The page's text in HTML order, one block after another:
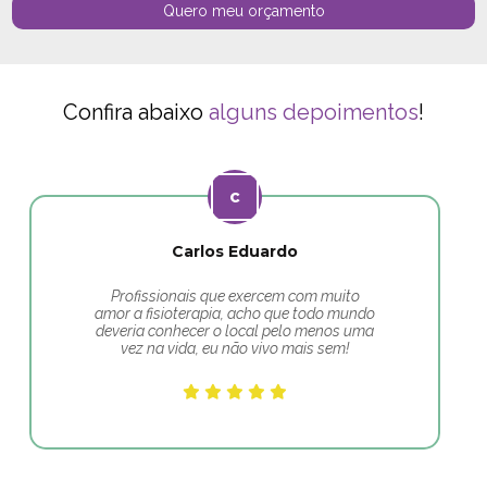
Quero meu orçamento
Confira abaixo alguns depoimentos!
Carlos Eduardo
Profissionais que exercem com muito
amor a fisioterapia, acho que todo mundo
deveria conhecer o local pelo menos uma
vez na vida, eu não vivo mais sem!